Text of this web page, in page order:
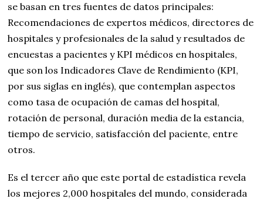
se basan en tres fuentes de datos principales:
Recomendaciones de expertos médicos, directores de
hospitales y profesionales de la salud y resultados de
encuestas a pacientes y KPI médicos en hospitales,
que son los Indicadores Clave de Rendimiento (KPI,
por sus siglas en inglés), que contemplan aspectos
como tasa de ocupación de camas del hospital,
rotación de personal, duración media de la estancia,
tiempo de servicio, satisfacción del paciente, entre
otros.
Es el tercer año que este portal de estadística revela
los mejores 2,000 hospitales del mundo, considerada